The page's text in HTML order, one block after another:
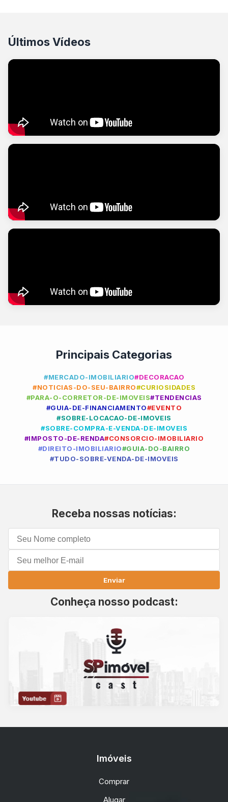
Últimos Vídeos
Principais Categorias
#MERCADO-IMOBILIARIO#DECORACAO
#NOTICIAS-DO-SEU-BAIRRO#CURIOSIDADES
#PARA-O-CORRETOR-DE-IMOVEIS#TENDENCIAS
#GUIA-DE-FINANCIAMENTO#EVENTO
#SOBRE-LOCACAO-DE-IMOVEIS
#SOBRE-COMPRA-E-VENDA-DE-IMOVEIS
#IMPOSTO-DE-RENDA#CONSORCIO-IMOBILIARIO
#DIREITO-IMOBILIARIO#GUIA-DO-BAIRRO
#TUDO-SOBRE-VENDA-DE-IMOVEIS
Receba nossas notícias:
Enviar
Conheça nosso podcast:
Imóveis
Comprar
Alugar